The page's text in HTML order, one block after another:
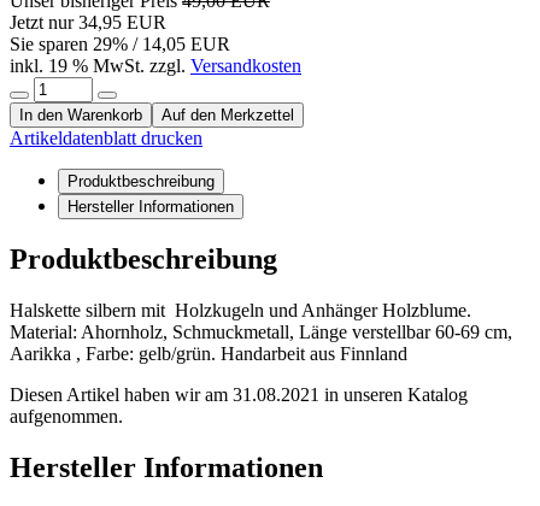
Jetzt nur34,95 EUR
Sie sparen 29% / 14,05 EUR
inkl. 19 % MwSt. zzgl. Versandkosten
In den Warenkorb Auf den Merkzettel
Artikeldatenblatt drucken
Produktbeschreibung
Hersteller Informationen
Produktbeschreibung
Halskette silbern mit Holzkugeln und Anhänger Holzblume.
Material: Ahornholz, Schmuckmetall, Länge verstellbar 60-69 cm,
Aarikka , Farbe: gelb/grün. Handarbeit aus Finnland
Diesen Artikel haben wir am 31.08.2021 in unseren Katalog
aufgenommen.
Hersteller Informationen